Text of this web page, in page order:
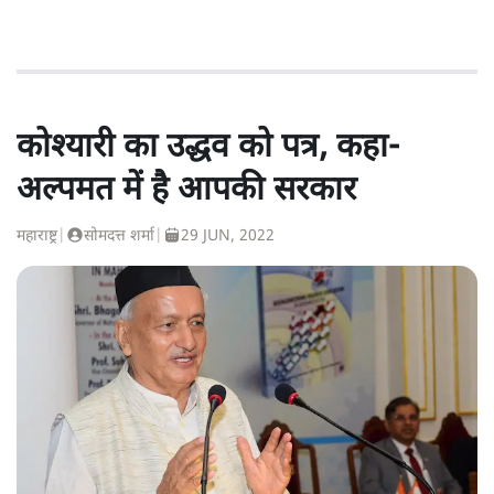
कोश्यारी का उद्धव को पत्र, कहा-
अल्पमत में है आपकी सरकार
महाराष्ट्र| सोमदत्त शर्मा 29 JUN, 2022